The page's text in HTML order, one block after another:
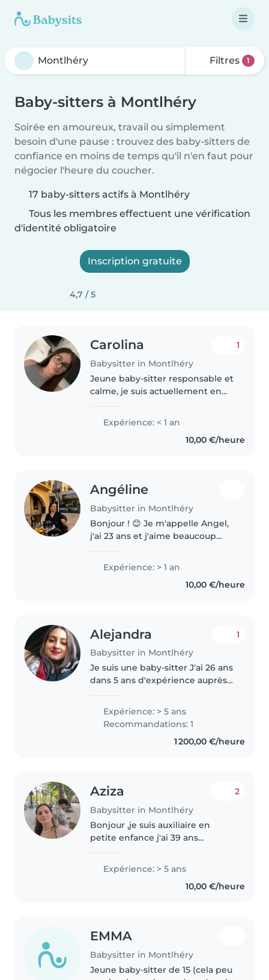
Filtres 1
Baby-sitters à Montlhéry
Soirée en amoureux, travail ou simplement
besoin d'une pause : trouvez des baby-sitters de
confiance en moins de temps qu'il n'en faut pour
négocier l'heure du coucher.
17 baby-sitters actifs à Montlhéry
Tous les membres effectuent une vérification
d'identité obligatoire
Inscription gratuite
4,7 / 5
Carolina
Babysitter in Montlhéry
1
Jeune baby-sitter responsable et
calme, je suis actuellement en
français et portugais. Bien que je
n'aie pas d'expérience formelle,
j'adore m'occuper des..
Expérience: < 1 an
10,00 €/heure
Angéline
Babysitter in Montlhéry
Bonjour ! 😊 Je m'appelle Angel,
j'ai 23 ans et j'aime beaucoup
l'habitude de garder les enfants
de ma famille, ce qui m'a permis..
Expérience: > 1 an
10,00 €/heure
Alejandra
Babysitter in Montlhéry
1
Je suis une baby-sitter J'ai 26 ans
dans 5 ans d'expérience auprès
bébés aux écoliers. Je suis
responsable, amicale et
Expérience: > 5 ans
Recommandations: 1
1 200,00 €/heure
Aziza
Babysitter in Montlhéry
2
Bonjour ,je suis auxiliaire en
petite enfance j'ai 39 ans
enfance ,je vous propose de
garder vos enfants à Montlhéry
,marcoussis ,linas ,arpajon ville
Expérience: > 5 ans
10,00 €/heure
EMMA
Babysitter in Montlhéry
Jeune baby-sitter de 15 (cela peu